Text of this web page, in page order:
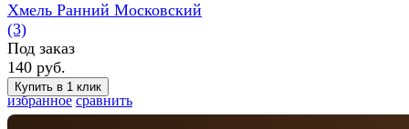
избранное сравнить
Хмель Ранний Московский
(3)
Под заказ
140 руб.